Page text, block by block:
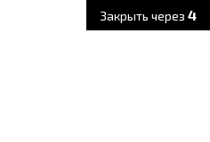
Закрыть через 2